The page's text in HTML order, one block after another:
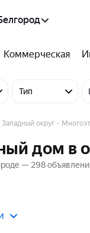
Коммерческая
Тип
Западный округ
дом в
— 298